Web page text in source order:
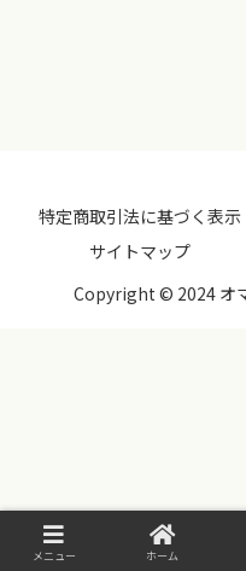
特定商取引法に基づく表示
サイトマップ
Copyright © 2024 オ
メニュー ホーム